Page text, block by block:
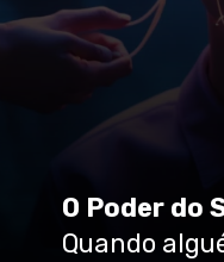
O Poder do
Quando